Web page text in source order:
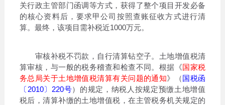
关行政主管部门函调等方式，获得了整个项目开发必备
的核心资料后，要求甲公司按照查账征收方式进行清
算。最终，该项目需补税近1000万元。
审核补税不罚款，自行清算钻空子。土地增值税清
算审核，与一般的税务稽查和检查不同。根据《国家税
务总局关于土地增值税清算有关问题的通知》（国税函
〔2010〕220号）的规定，纳税人按规定预缴土地增值
税后，清算补缴的土地增值税，在主管税务机关规定的